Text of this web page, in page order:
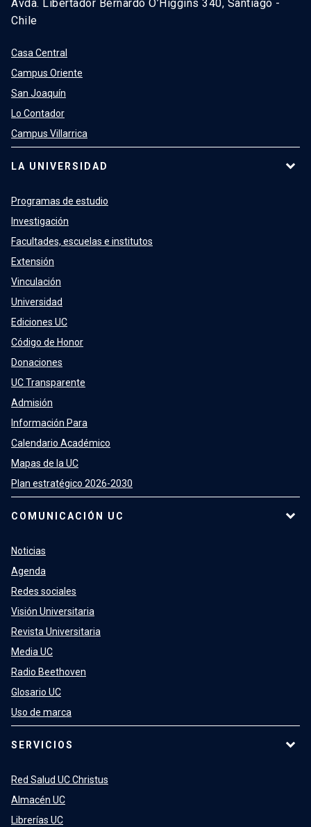
Avda. Libertador Bernardo O’Higgins 340, Santiago -
Chile
Casa Central
Campus Oriente
San Joaquín
Lo Contador
Campus Villarrica
LA UNIVERSIDAD
Programas de estudio
Investigación
Facultades, escuelas e institutos
Extensión
Vinculación
Universidad
Ediciones UC
Código de Honor
Donaciones
UC Transparente
Admisión
Información Para
Calendario Académico
Mapas de la UC
Plan estratégico 2026-2030
COMUNICACIÓN UC
Noticias
Agenda
Redes sociales
Visión Universitaria
Revista Universitaria
Media UC
Radio Beethoven
Glosario UC
Uso de marca
SERVICIOS
Red Salud UC Christus
Almacén UC
Librerías UC